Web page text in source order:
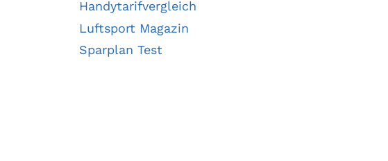
Handytarifvergleich
Luftsport Magazin
Sparplan Test